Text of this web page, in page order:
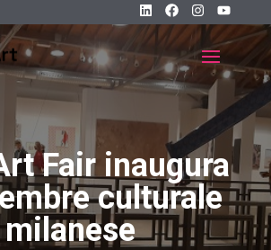
Fair inaugura
culturale
milanese